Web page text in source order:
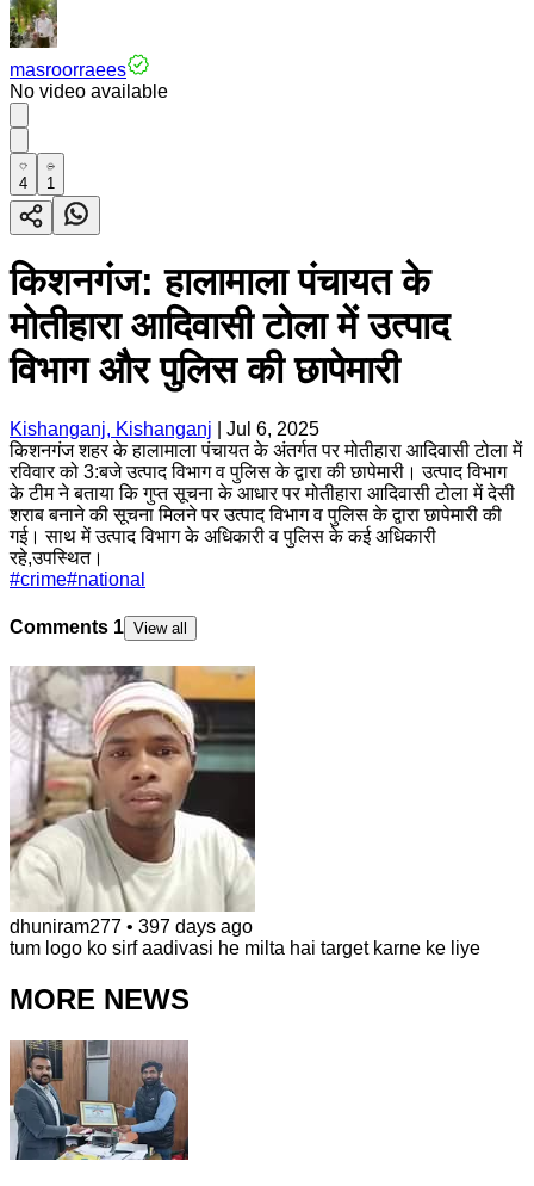
masroorraees
No video available
4 1
किशनगंज: हालामाला पंचायत के
मोतीहारा आदिवासी टोला में उत्पाद
विभाग और पुलिस की छापेमारी
Kishanganj, Kishanganj
Jul 6, 2025
किशनगंज शहर के हालामाला पंचायत के अंतर्गत पर मोतीहारा आदिवासी टोला में
रविवार को 3:बजे उत्पाद विभाग व पुलिस के द्वारा की छापेमारी। उत्पाद विभाग
के टीम ने बताया कि गुप्त सूचना के आधार पर मोतीहारा आदिवासी टोला में देसी
शराब बनाने की सूचना मिलने पर उत्पाद विभाग व पुलिस के द्वारा छापेमारी की
गई। साथ में उत्पाद विभाग के अधिकारी व पुलिस के कई अधिकारी
रहे,उपस्थित।
#crime#national
Comments 1 View all
dhuniram277 • 397 days ago
tum logo ko sirf aadivasi he milta hai target karne ke liye
MORE NEWS